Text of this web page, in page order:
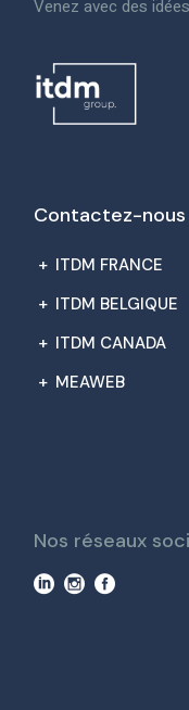
Venez avec des
Contactez-nous
+ ITDM FRANCE
+ ITDM BELGIQUE
+ ITDM CANADA
+ MEAWEB
Nos réseaux